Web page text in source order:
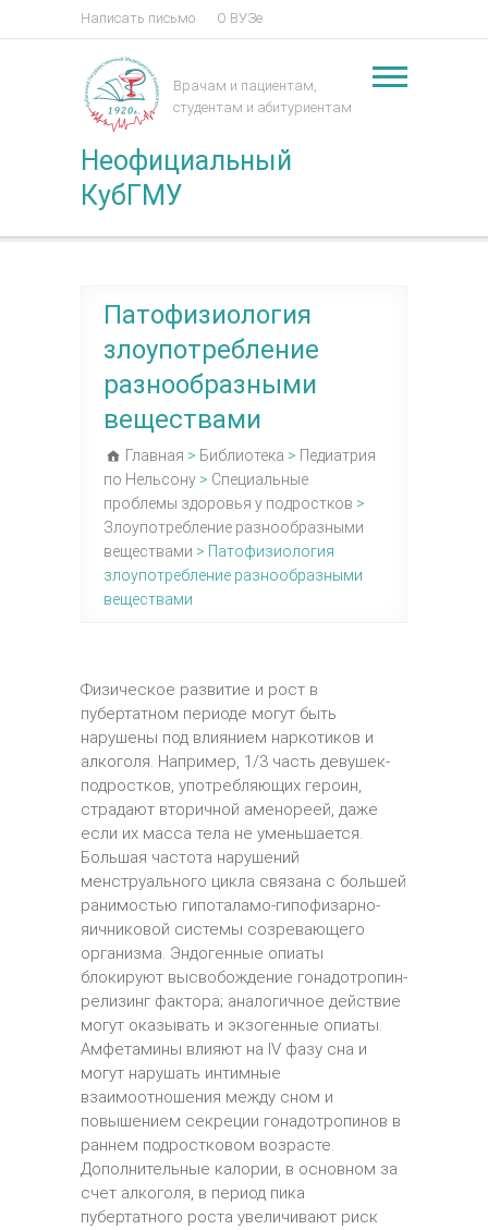
Написать письмо О ВУЗе
Неофициальный
КубГМУ
Врачам и пациентам,
студентам и абитуриентам
Патофизиология
злоупотребление
разнообразными
веществами
Главная > Библиотека > Педиатрия
по Нельсону > Специальные
проблемы здоровья у подростков >
Злоупотребление разнообразными
веществами > Патофизиология
злоупотребление разнообразными
веществами
Физическое развитие и рост в
пубертатном периоде могут быть
нарушены под влиянием наркотиков и
алкоголя. Например, 1/3 часть девушек-
подростков, употребляющих героин,
страдают вторичной аменореей, даже
если их масса тела не уменьшается.
Большая частота нарушений
менструального цикла связана с большей
ранимостью гипоталамо-гипофизарно-
яичниковой системы созревающего
организма. Эндогенные опиаты
блокируют высвобождение гонадотропин-
релизинг фактора; аналогичное действие
могут оказывать и экзогенные опиаты.
Амфетамины влияют на IV фазу сна и
могут нарушать интимные
взаимоотношения между сном и
повышением секреции гонадотропинов в
раннем подростковом возрасте.
Дополнительные калории, в основном за
счет алкоголя, в период пика
пубертатного роста увеличивают риск